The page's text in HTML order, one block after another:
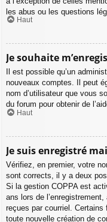
les abus ou les questions
Haut
Je souhaite
Il est possible qu’un
nouveaux comptes. Il peut
nom d’utilisateur que vous
du forum pour obtenir de
Haut
Je suis enregistré
Vérifiez, en premier, votre
sont corrects, il y a deux
Si la gestion COPPA est
ans lors de
reçues par courriel.
toute nouvelle création de